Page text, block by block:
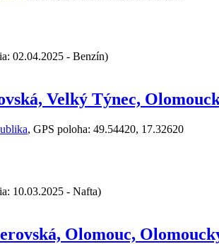
02.04.2025 - Benzín)
Velký Týnec,
, GPS poloha: 49.54420, 17.32620
10.03.2025 - Nafta)
Olomouc,